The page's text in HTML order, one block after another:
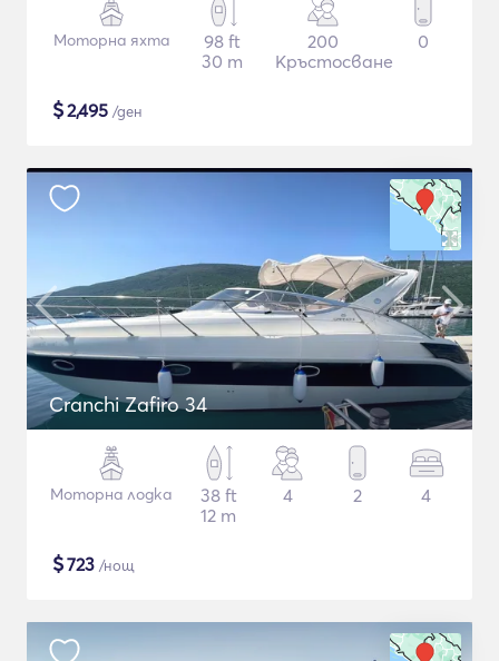
Моторна яхта
98 ft
30 m
200
Кръстосване
0
$2,495 /ден
Cranchi Zafiro 34
Моторна лодка
38 ft
12 m
4 2 4
$723 /нощ